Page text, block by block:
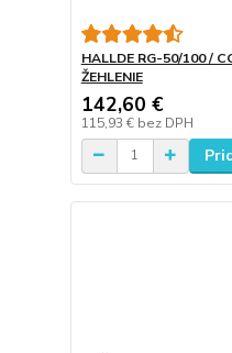
HALLDE RG-50/100 /
ŽEHLENIE
142,60 €
115,93 € bez DPH